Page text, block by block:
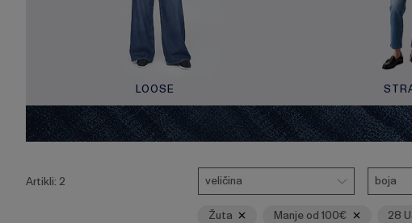
LOOSE
tipku
Artikli: 2
Veličina
veličina
Boja
boja
Žuta Manje od 100€ 28